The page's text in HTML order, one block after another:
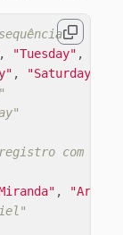
, "Tuesday" ,
, "Saturday"
com
, "Ariel"